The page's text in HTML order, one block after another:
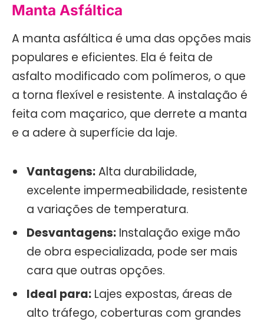
Manta Asfáltica
A manta asfáltica é uma das opções mais
populares e eficientes. Ela é feita de
asfalto modificado com polímeros, o que
a torna flexível e resistente. A instalação é
feita com maçarico, que derrete a manta
e a adere à superfície da laje.
Vantagens:Alta durabilidade,
excelente impermeabilidade, resistente
a variações de temperatura.
Desvantagens: Instalação exige mão
de obra especializada, pode ser mais
cara que outras opções.
Ideal para: Lajes expostas, áreas de
alto tráfego, coberturas com grandes